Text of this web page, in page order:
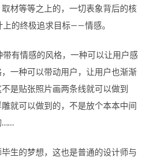
材等等之上的，一切表象背后的核
的终极追求目标——情感。
有情感的风格，一种可以让用户感
一种可以带动用户，让用户也渐渐
是贴张照片画两条线就可以做到
就可以做到的，不是放个本本中间
……
生的梦想，这也是普通的设计师与